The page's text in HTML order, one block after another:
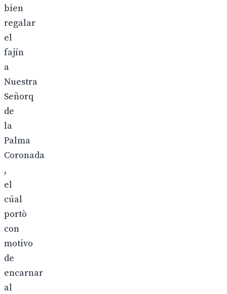
bien
regalar
el
fajín
a
Nuestra
Señorq
de
la
Palma
Coronada
,
el
cúal
portò
con
motivo
de
encarnar
al